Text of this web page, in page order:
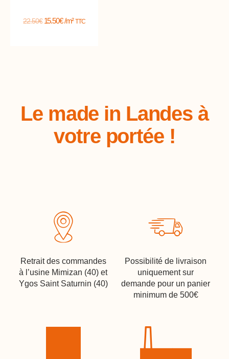
22.50€ 15.50€/m²TTC
Le made in Landes à
votre portée !
Retrait des commandes
à l’usine Mimizan (40) et
Ygos Saint Saturnin (40)
Possibilité de livraison
uniquement sur
demande pour un panier
minimum de 500€